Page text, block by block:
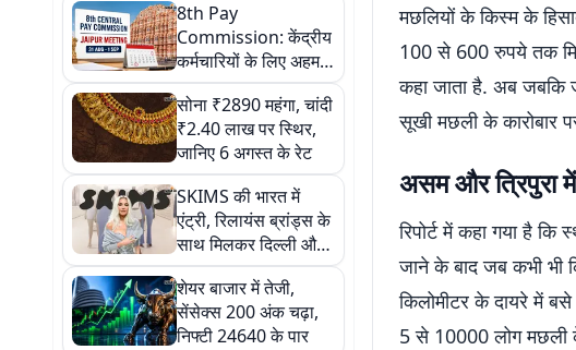
8th Pay
Commission: केंद्रीय
कर्मचारियों के लिए अहम
मौका, 31 अगस्त और 1
सितंबर को जयपुर में होगी
बैठक
सोना ₹2890 महंगा, चांदी
₹2.40 लाख पर स्थिर,
जानिए 6 अगस्त के रेट
SKIMS की भारत में
एंट्री, रिलायंस ब्रांड्स के
साथ मिलकर दिल्ली और
मुंबई में खुलेंगे पहले स्टोर
शेयर बाजार में तेजी,
सेंसेक्स 200 अंक चढ़ा,
निफ्टी 24640 के पार
मछलियों के किस्म के
100 से 600 रुपये तक
कहा जाता है. अब जबकि
सूखी मछली के कारोबार
असम और त्रिपुरा
रिपोर्ट में कहा गया है कि
जाने के बाद जब कभी भी
किलोमीटर के दायरे में
5 से 10000 लोग मछली के